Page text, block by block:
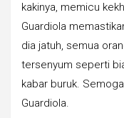
kakinya, memicu
Guardiola
dia jatuh, semua
tersenyum seperti
kabar buruk.
Guardiola.